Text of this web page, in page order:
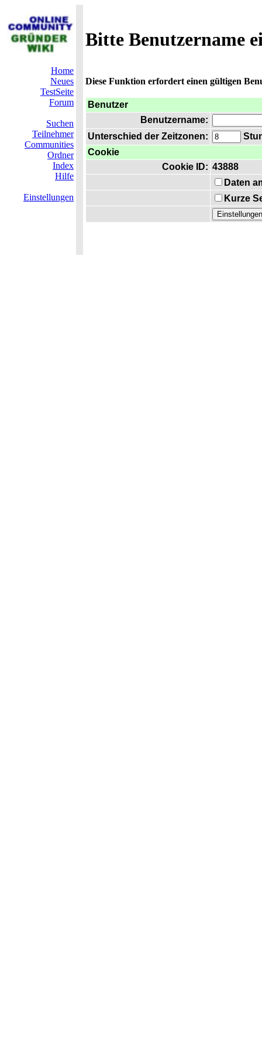
Bitte Benutzername
Home
Neues
TestSeite
Forum
Suchen
Teilnehmer
Communities
Ordner
Index
Hilfe
Einstellungen
Diese Funktion erfordert einen gültigen
Benutzer
Benutzername:
Unterschied der Zeitzonen:
Cookie
Cookie ID: 43888
Daten
Kurze